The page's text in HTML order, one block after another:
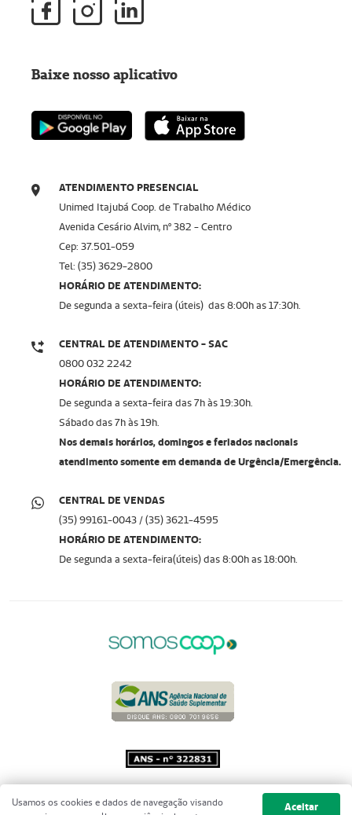
ATENDIMENTO PRESENCIAL
Unimed Itajubá Coop. de Trabalho Médico
Avenida Cesário Alvim, nº 382 - Centro
Cep: 37.501-059
Tel: (35) 3629-2800
HORÁRIO DE ATENDIMENTO:
De segunda a sexta-feira (úteis) das 8:00h as 17:30h.
CENTRAL DE ATENDIMENTO - SAC
0800 032 2242
HORÁRIO DE ATENDIMENTO:
De segunda a sexta-feira das 7h às 19:30h.
Sábado das 7h às 19h.
Nos demais horários, domingos e feriados nacionais
atendimento somente em demanda de Urgência/Emergência.
CENTRAL DE VENDAS
(35) 99161-0043 / (35) 3621-4595
HORÁRIO DE ATENDIMENTO:
De segunda a sexta-feira(úteis) das 8:00h as 18:00h.
Baixe nosso aplicativo
Copyright 2001 - 2026 Unimed do
Brasil - Todos os direitos reservados
Usamos os cookies e dados de navegação visando
Aceitar